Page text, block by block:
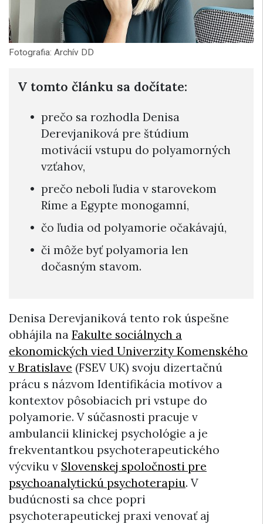
Fotografia: Archív DD
V tomto článku sa dočítate:
prečo sa rozhodla Denisa
Derevjaniková pre štúdium
motivácií vstupu do polyamorných
vzťahov,
prečo neboli ľudia v starovekom
Ríme a Egypte monogamní,
čo ľudia od polyamorie očakávajú,
či môže byť polyamoria len
dočasným stavom.
Denisa Derevjaniková tento rok úspešne
obhájila na Fakulte sociálnych a
ekonomických vied Univerzity Komenského
v Bratislave (FSEV UK) svoju dizertačnú
prácu s názvom Identifikácia motívov a
kontextov pôsobiacich pri vstupe do
polyamorie. V súčasnosti pracuje v
ambulancii klinickej psychológie a je
frekventantkou psychoterapeutického
výcviku v Slovenskej spoločnosti pre
psychoanalytickú psychoterapiu. V
budúcnosti sa chce popri
psychoterapeutickej praxi venovať aj